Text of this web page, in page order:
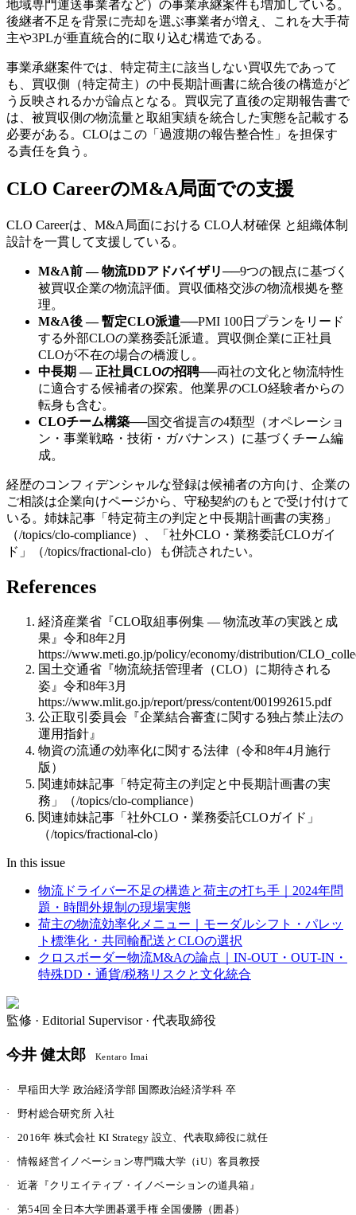
地域専門運送事業者など）の事業承継案件も増加している。
後継者不足を背景に売却を選ぶ事業者が増え、これを大手荷
主や3PLが垂直統合的に取り込む構造である。
事業承継案件では、特定荷主に該当しない買収先であって
も、買収側（特定荷主）の中長期計画書に統合後の構造がど
う反映されるかが論点となる。買収完了直後の定期報告書で
は、被買収側の物流量と取組実績を統合した実態を記載する
必要がある。CLOはこの「過渡期の報告整合性」を担保す
る責任を負う。
CLO CareerのM&A局面での支援
CLO Careerは、M&A局面における CLO人材確保 と組織体制
設計を一貫して支援している。
M&A前 — 物流DDアドバイザリ──9つの観点に基づく
被買収企業の物流評価。買収価格交渉の物流根拠を整
理。
M&A後 — 暫定CLO派遣──PMI 100日プランをリード
する外部CLOの業務委託派遣。買収側企業に正社員
CLOが不在の場合の橋渡し。
中長期 — 正社員CLOの招聘──両社の文化と物流特性
に適合する候補者の探索。他業界のCLO経験者からの
転身も含む。
CLOチーム構築──国交省提言の4類型（オペレーショ
ン・事業戦略・技術・ガバナンス）に基づくチーム編
成。
経歴のコンフィデンシャルな登録は候補者の方向け、企業の
ご相談は企業向けページから、守秘契約のもとで受け付けて
いる。姉妹記事「特定荷主の判定と中長期計画書の実務」
（/topics/clo-compliance）、「社外CLO・業務委託CLOガイ
ド」（/topics/fractional-clo）も併読されたい。
References
経済産業省『CLO取組事例集 — 物流改革の実践と成
果』令和8年2月
https://www.meti.go.jp/policy/economy/distribution/
国土交通省『物流統括管理者（CLO）に期待される
姿』令和8年3月
https://www.mlit.go.jp/report/press/content/001992615.pdf
公正取引委員会『企業結合審査に関する独占禁止法の
運用指針』
物資の流通の効率化に関する法律（令和8年4月施行
版）
関連姉妹記事「特定荷主の判定と中長期計画書の実
務」（/topics/clo-compliance）
関連姉妹記事「社外CLO・業務委託CLOガイド」
（/topics/fractional-clo）
In this issue
物流ドライバー不足の構造と荷主の打ち手｜2024年問
題・時間外規制の現場実態
荷主の物流効率化メニュー｜モーダルシフト・パレッ
ト標準化・共同輸配送とCLOの選択
クロスボーダー物流M&Aの論点｜IN-OUT・OUT-IN・
特殊DD・通貨/税務リスクと文化統合
監修 · Editorial Supervisor · 代表取締役
今井 健太郎 Kentaro Imai
·
早稲田大学 政治経済学部 国際政治経済学科 卒
·
野村総合研究所 入社
·
2016年 株式会社 KI Strategy 設立、代表取締役に就任
·
情報経営イノベーション専門職大学（iU）客員教授
·
近著『クリエイティブ・イノベーションの道具箱』
·
第54回 全日本大学囲碁選手権 全国優勝（囲碁）